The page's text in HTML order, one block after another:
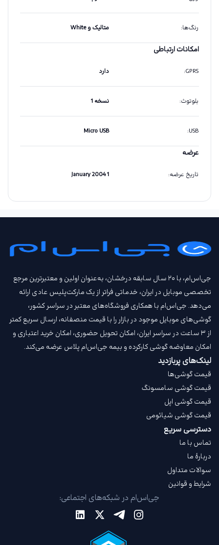
رنگ‌ها: متالیک و White
امکانات ارتباطی
GPRS
: دارد
بلوتوث: نسخه 1
USB
:
Micro USB
عرضه
تاریخ عرضه:
1 January 2004
جی‌اس‌ام، با ۲۰ سال سابقه درخشان، به‌عنوان اولین و معتبرترین مرجع
تخصصی موبایل در ایران، خدماتی فراتر از یک مارکت‌پلیس عادی ارائه
می‌دهد. جی‌اس‌ام با همکاری فروشگاه‌های معتبر در سراسر کشور،
گوشی‌های موبایل موجود در بازار را با قیمت‌ منصفانه، ارسال سریع کمتر
از ۳ ساعت در سراسر ایران، امکان تحویل حضوری، امکان خرید اعتباری و
امکان معاوضه گوشی کارکرده و بیمه جی‌اس‌ام‌ پلاس عرضه می‌کند.
لینک‌های پربازدید
قیمت گوشی‌ها
قیمت گوشی سامسونگ
قیمت گوشی اپل
قیمت گوشی شیائومی
دسترسی سریع
تماس با ما
دربارهٔ ما
سوالات متداول
شرایط و قوانین
جی‌اس‌ام در شبکه‌های اجتماعی: